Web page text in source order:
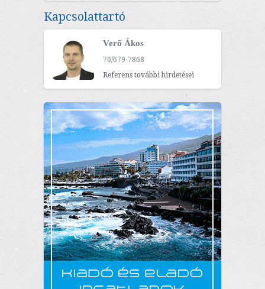
Kapcsolattartó
Verő Ákos
70/679-7868
Referens további hirdetései